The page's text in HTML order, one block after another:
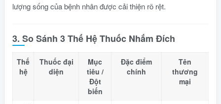
lượng sống của bệnh nhân được cải thiện rõ rệt.
3. So Sánh 3 Thế Hệ Thuốc Nhắm Đích
Thế
hệ
Thuốc đại
diện
Mục
tiêu /
Đột
biến
Đặc điểm
chính
Tên
thương
mại